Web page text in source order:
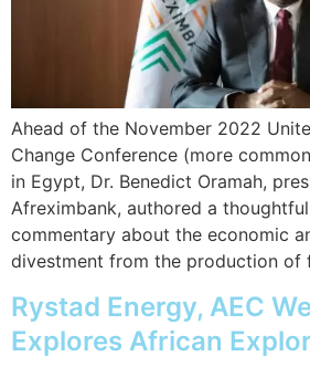
Ahead of the November 2022
Change Conference (more
in Egypt, Dr. Benedict Oramah,
Afreximbank, authored a
commentary about the economic
divestment from the production of
Rystad Energy, AEC
Explores African